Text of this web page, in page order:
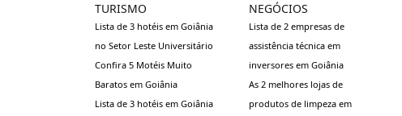
TURISMO
Lista de 3 hotéis em Goiânia
no Setor Leste Universitário
Confira 5 Motéis Muito
Baratos em Goiânia
Lista de 3 hotéis em Goiânia
NEGÓCIOS
Lista de 2 empresas de
assistência técnica em
inversores em Goiânia
As 2 melhores lojas de
produtos de limpeza em